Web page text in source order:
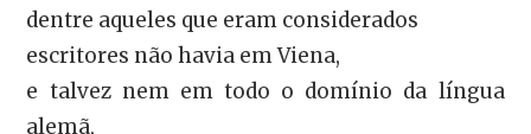
dentre aqueles que eram considerados
escritores não havia em Viena,
e talvez nem em todo o domínio da língua
alemã,